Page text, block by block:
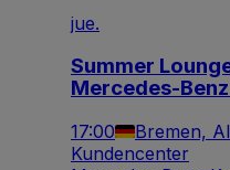
jue.
Summer
Mercedes-
17:00 Bremen,
Kundencenter